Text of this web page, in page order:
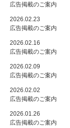
広告掲載のご案内
2026.02.23
広告掲載のご案内
2026.02.16
広告掲載のご案内
2026.02.09
広告掲載のご案内
2026.02.02
広告掲載のご案内
2026.01.26
広告掲載のご案内